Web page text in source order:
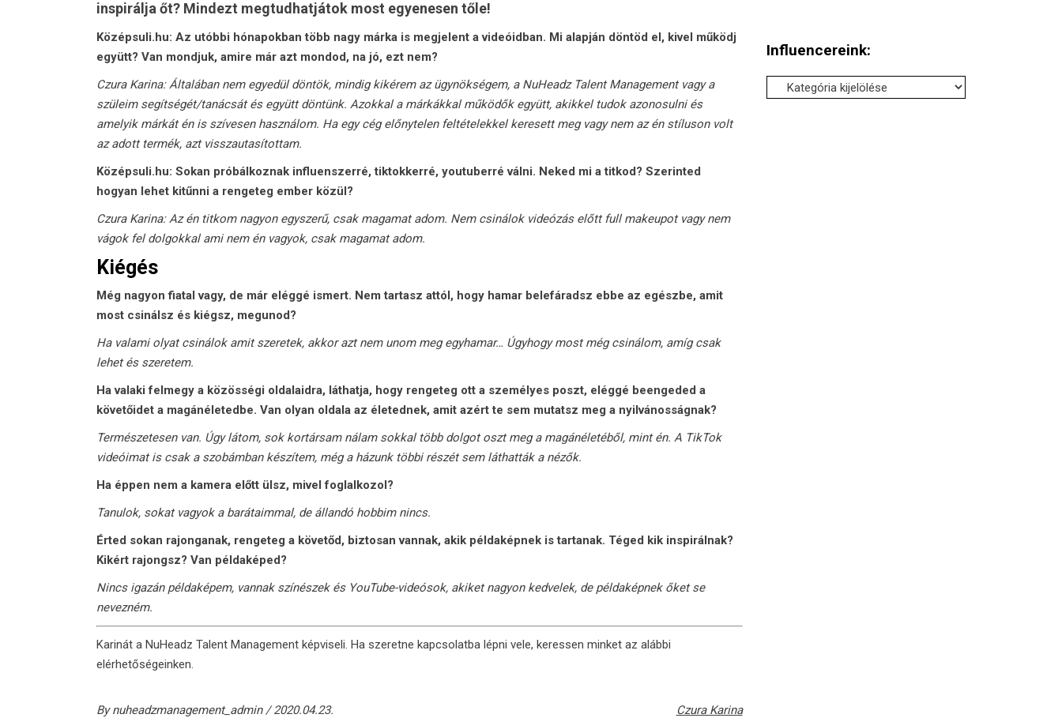
inspirálja őt? Mindezt megtudhatjátok most egyenesen tőle!
Középsuli.hu: Az utóbbi hónapokban több nagy márka is megjelent a videóidban. Mi alapján döntöd el, kivel működj
együtt? Van mondjuk, amire már azt mondod, na jó, ezt nem?
Czura Karina: Általában nem egyedül döntök, mindig kikérem az ügynökségem, a NuHeadz Talent Management vagy a
szüleim segítségét/tanácsát és együtt döntünk. Azokkal a márkákkal működők együtt, akikkel tudok azonosulni és
amelyik márkát én is szívesen használom. Ha egy cég előnytelen feltételekkel keresett meg vagy nem az én stíluson volt
az adott termék, azt visszautasítottam.
Középsuli.hu: Sokan próbálkoznak influenszerré, tiktokkerré, youtuberré válni. Neked mi a titkod? Szerinted
hogyan lehet kitűnni a rengeteg ember közül?
Czura Karina: Az én titkom nagyon egyszerű, csak magamat adom. Nem csinálok videózás előtt full makeupot vagy nem
vágok fel dolgokkal ami nem én vagyok, csak magamat adom.
Kiégés
Még nagyon fiatal vagy, de már eléggé ismert. Nem tartasz attól, hogy hamar belefáradsz ebbe az egészbe, amit
most csinálsz és kiégsz, megunod?
Ha valami olyat csinálok amit szeretek, akkor azt nem unom meg egyhamar… Úgyhogy most még csinálom, amíg csak
lehet és szeretem.
Ha valaki felmegy a közösségi oldalaidra, láthatja, hogy rengeteg ott a személyes poszt, eléggé beengeded a
követőidet a magánéletedbe. Van olyan oldala az életednek, amit azért te sem mutatsz meg a nyilvánosságnak?
Természetesen van. Úgy látom, sok kortársam nálam sokkal több dolgot oszt meg a magánéletéből, mint én. A TikTok
videóimat is csak a szobámban készítem, még a házunk többi részét sem láthatták a nézők.
Ha éppen nem a kamera előtt ülsz, mivel foglalkozol?
Tanulok, sokat vagyok a barátaimmal, de állandó hobbim nincs.
Érted sokan rajonganak, rengeteg a követőd, biztosan vannak, akik példaképnek is tartanak. Téged kik inspirálnak?
Kikért rajongsz? Van példaképed?
Nincs igazán példaképem, vannak színészek és YouTube-videósok, akiket nagyon kedvelek, de példaképnek őket se
nevezném.
Karinát a NuHeadz Talent Management képviseli. Ha szeretne kapcsolatba lépni vele, keressen minket az alábbi
elérhetőségeinken.
Bynuheadzmanagement_admin 2020.04.23. Czura Karina
Influencereink:
Influencereink: